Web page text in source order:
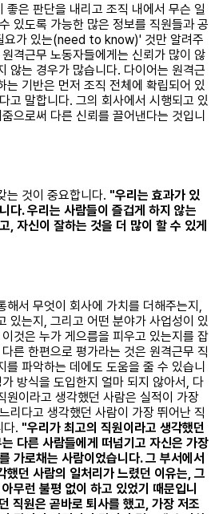
좋은 판단을 내리고 조직 내에서 무슨 일
있도록 가능한 많은 정보를 직원들과 공
요가 있는(need to know)' 것만 알려주
격근무 노동자들에게는 신뢰가 많이 않
않는 경우가 많습니다. 다이어는 원격근
는 기반은 먼저 조직 전체에 확립되어 있
고 말합니다. 그의 회사에서 시행되고 있
으로써 다른 신뢰를 끌어낸다는 것입니
는 것이 중요합니다. "우리는 효과가 있
다. 우리는 사람들이 즐겁게 하지 않는
, 자신이 잘하는 것을 더 많이 할 수 있게
해서 무엇이 회사에 가치를 더해주는지,
있는지, 그리고 어떤 분야가 사업성이 있
것은 누가 게으름을 피우고 있는지를 잡
른 한편으로 평가라는 것은 원격근무 직
를 파악하는 데에도 도움을 줄 수 있습니
방식을 도입한지 얼마 되지 않아서, 다
원이라고 생각했던 사람은 실적이 가장
리다고 생각했던 사람이 가장 뛰어난 직
다. "우리가 최고의 직원이라고 생각했던
다른 사람들에게 떠넘기고 자신은 가장
가로채는 사람이었습니다. 그 부서에서
했던 사람의 일처리가 느렸던 이유는, 그
무런 불평 없이 하고 있었기 때문입니
직원은 곧바로 퇴사를 했고, 가장 저조